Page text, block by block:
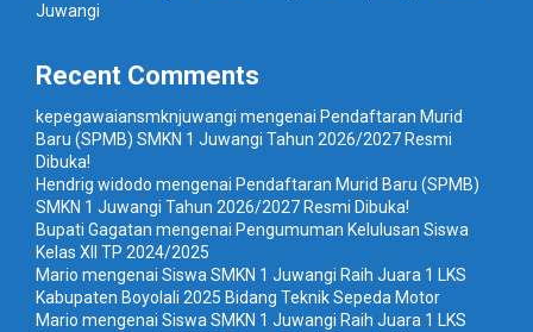
Juwangi
Recent Comments
kepegawaiansmknjuwangi mengenai Pendaftaran Murid
Baru (SPMB) SMKN 1 Juwangi Tahun 2026/2027 Resmi
Dibuka!
Hendrig widodo mengenai Pendaftaran Murid Baru (SPMB)
SMKN 1 Juwangi Tahun 2026/2027 Resmi Dibuka!
Bupati Gagatan mengenai Pengumuman Kelulusan Siswa
Kelas XII TP 2024/2025
Mario mengenai Siswa SMKN 1 Juwangi Raih Juara 1 LKS
Kabupaten Boyolali 2025 Bidang Teknik Sepeda Motor
Mario mengenai Siswa SMKN 1 Juwangi Raih Juara 1 LKS